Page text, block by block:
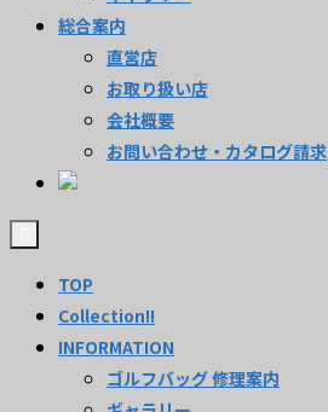
総合案内
直営店
お取り扱い店
会社概要
お問い合わせ・カタログ請求
TOP
Collection!!
INFORMATION
ゴルフバッグ 修理案内